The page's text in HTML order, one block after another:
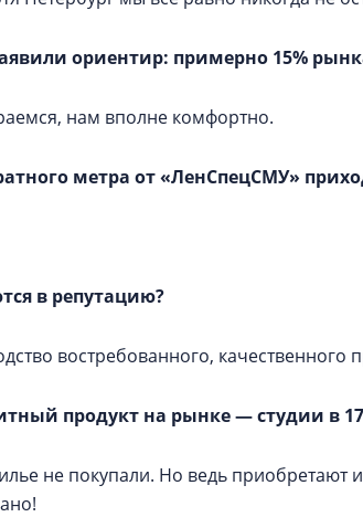
ориентир: примерно 15%
нам вполне комфортно.
метра от «ЛенСпецСМУ»
в репутацию?
востребованного, качественного
продукт на рынке — студии в
не покупали. Но ведь приобретают